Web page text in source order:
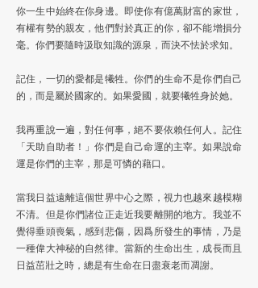
你一生中始終在你身邊。即使你有億萬財富的家世，
有權有勢的親友，他們對於真正的你，卻不能增損分
毫。你們要隨時汲取知識的源泉，而決不怯於求知。
記住，一切的愛都是犧牲。你們的生命不是你們自己
的，而是屬於國家的。如果愛國，就要犧牲身於她。
我再重說一遍，對任何事，絕不要依賴任何人。記住
「天助自助者！」你們是自己命運的主宰。如果說命
運是你們的主宰，那是可憐的藉口。
當我日益遠離這個世界中心之際，視力也越來越模糊
不清。但是你們諸位正走近我要離開的地方。我並不
覺得垂頭喪氣，感到悲傷，因爲所發生的事情，乃是
一種偉大神秘的自然律。當新的生命出生，成長而且
日益茁壯之時，總是有生命在日盡衰老而凋謝。